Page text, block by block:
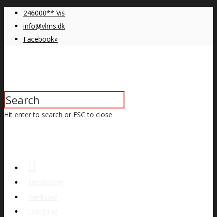
246000** Vis
info@vlms.dk
Facebook»
Hit enter to search or ESC to close